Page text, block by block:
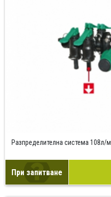
Разпределителна система 108л/м.
При запитване